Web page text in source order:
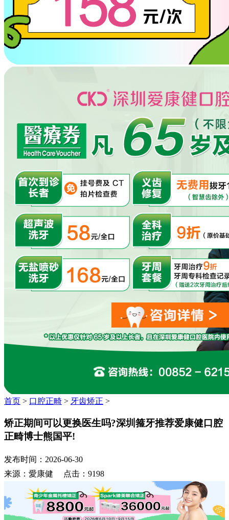
首页 > 口腔正畸 > 牙齿矫正 >
矫正期间可以更换医生吗?深圳箍牙推荐爱康健口腔
正畸博士熊国平!
发布时间：2026-06-30
来源：愛康健 点击：9198